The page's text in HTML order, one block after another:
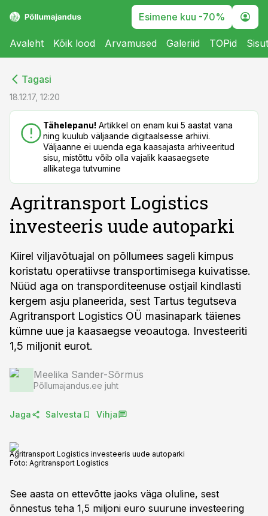
Esimene kuu -70%
Avaleht Kõik lood Arvamused Galeriid TOPid
Tagasi
18.12.17, 12:20
Tähelepanu! Artikkel on enam kui 5 aastat vana
ning kuulub väljaande digitaalsesse arhiivi.
Väljaanne ei uuenda ega kaasajasta arhiveeritud
sisu, mistõttu võib olla vajalik kaasaegsete
allikatega tutvumine
Agritransport Logistics
investeeris uude autoparki
Kiirel viljavõtuajal on põllumees sageli kimpus
koristatu operatiivse transportimisega kuivatisse.
Nüüd aga on transporditeenuse ostjail kindlasti
kergem asju planeerida, sest Tartus tegutseva
Agritransport Logistics OÜ masinapark täienes
kümne uue ja kaasaegse veoautoga. Investeeriti
1,5 miljonit eurot.
Meelika Sander-Sõrmus
Põllumajandus.ee juht
Jaga Salvesta Vihja
Agritransport Logistics investeeris uude autoparki
Foto: Agritransport Logistics
See aasta on ettevõtte jaoks väga oluline, sest
õnnestus teha 1,5 miljoni euro suurune investeering